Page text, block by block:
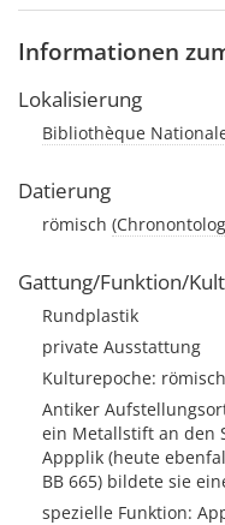
Informationen
Lokalisierung
Bibliothèque
Datierung
römisch
Gattung/Funktion/
Rundplastik
private Ausstattung
Kulturepoche: römisch
Antiker
ein Metallstift an den
Appplik (heute
BB 665) bildete sie
spezielle Funktion: